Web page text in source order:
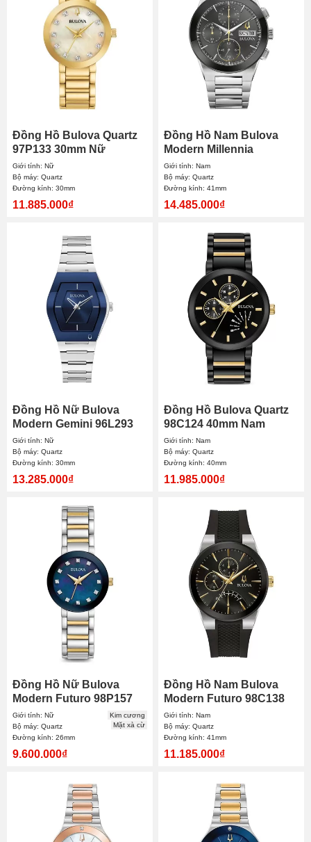
Đồng Hồ Bulova Quartz
97P133 30mm Nữ
Giới tính: Nữ
Bộ máy: Quartz
Đường kính: 30mm
11.885.000₫
Đồng Hồ Nam Bulova
Modern Millennia
Chronograph 96C149
41mm
Giới tính: Nam
Bộ máy: Quartz
Đường kính: 41mm
14.485.000₫
Đồng Hồ Nữ Bulova
Modern Gemini 96L293
30mm
Giới tính: Nữ
Bộ máy: Quartz
Đường kính: 30mm
13.285.000₫
Đồng Hồ Bulova Quartz
98C124 40mm Nam
Giới tính: Nam
Bộ máy: Quartz
Đường kính: 40mm
11.985.000₫
Đồng Hồ Nữ Bulova
Modern Futuro 98P157
26mm
Giới tính: Nữ
Bộ máy: Quartz
Đường kính: 26mm
Kim cương
Mặt xà cừ
9.600.000₫
Đồng Hồ Nam Bulova
Modern Futuro 98C138
41mm
Giới tính: Nam
Bộ máy: Quartz
Đường kính: 41mm
11.185.000₫